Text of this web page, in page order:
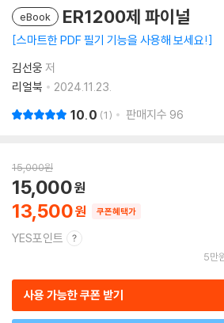
eBook ER1200제 파이널
스마트한 PDF 필기 기능을 사용해 보세요!
김선웅 저
리얼북
2024.11.23.
10.0 1 판매지수 96
15,000원
13,500
15,000
쿠폰혜택가
YES포인트
5만
사용 가능한 쿠폰 받기